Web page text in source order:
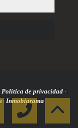
Política de privacidad ·
Inmobigrama